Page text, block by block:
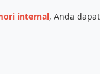
internal, Anda